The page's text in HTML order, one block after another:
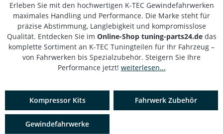
Erleben Sie mit den hochwertigen K-TEC Gewindefahrwerken
maximales Handling und Performance. Die Marke steht für
präzise Abstimmung, Langlebigkeit und kompromisslose
Qualität. Entdecken Sie im Online-Shop tuning-parts24.dedas
komplette Sortiment an K-TEC Tuningteilen für Ihr Fahrzeug –
von Fahrwerken bis Spezialzubehör. Steigern Sie Ihre
Performance jetzt! weiterlesen...
Kompressor Kits Fahrwerk Zubehör
Gewindefahrwerke